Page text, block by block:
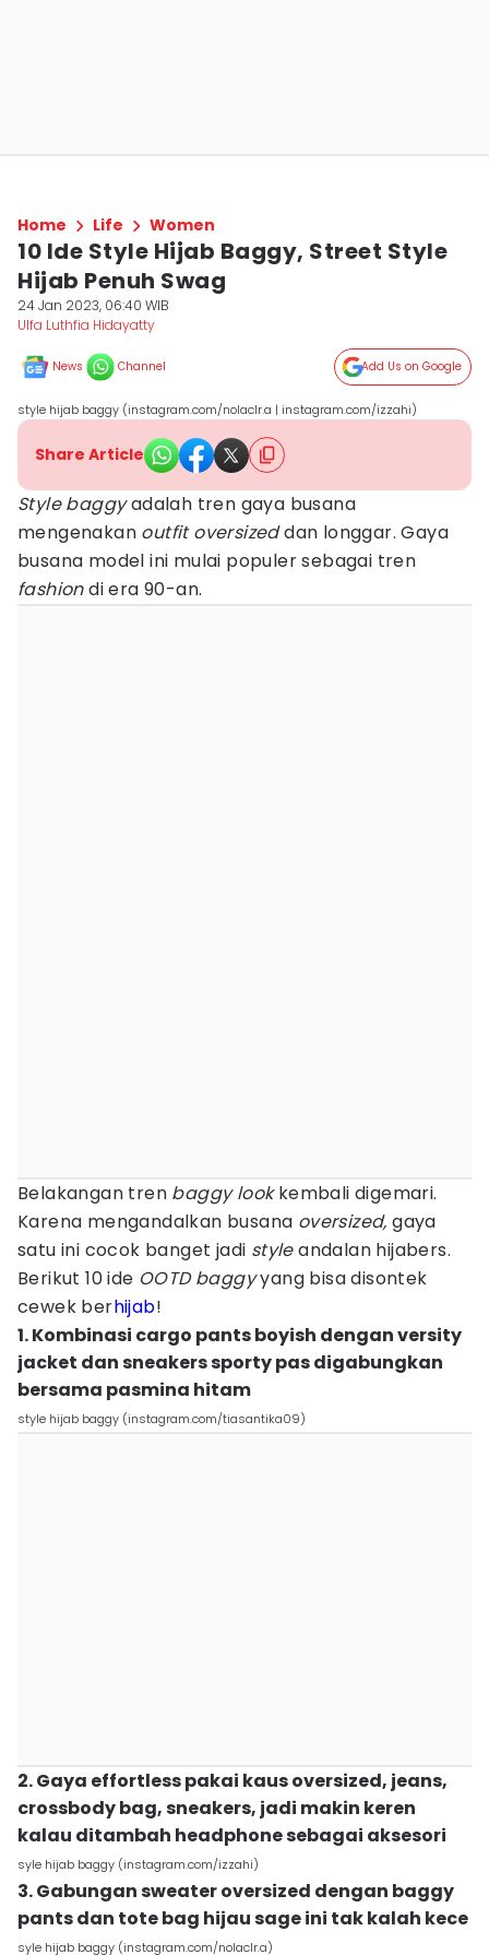
Home Life Women
10 Ide Style Hijab Baggy, Street Style
Hijab Penuh Swag
24 Jan 2023, 06:40 WIB
Ulfa Luthfia Hidayatty
News Channel Add Us on Google
style hijab baggy (instagram.com/nolaclr.a | instagram.com/izzahi)
Share Article
Style baggyadalah tren gaya busana
mengenakan outfit oversizeddan longgar. Gaya
busana model ini mulai populer sebagai tren
fashiondi era 90-an.
Belakangan tren baggy lookkembali digemari.
Karena mengandalkan busana oversized, gaya
satu ini cocok banget jadi styleandalan hijabers.
Berikut 10 ide OOTD baggyyang bisa disontek
cewek berhijab!
1. Kombinasi cargo pants boyish dengan versity
jacket dan sneakers sporty pas digabungkan
bersama pasmina hitam
style hijab baggy (instagram.com/tiasantika09)
2. Gaya effortless pakai kaus oversized, jeans,
crossbody bag, sneakers, jadi makin keren
kalau ditambah headphone sebagai aksesori
syle hijab baggy (instagram.com/izzahi)
3. Gabungan sweater oversized dengan baggy
pants dan tote bag hijau sage ini tak kalah kece
syle hijab baggy (instagram.com/nolaclr.a)